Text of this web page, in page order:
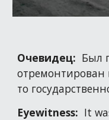
Очевидец: Был
отремонтирован
то
Eyewitness: It